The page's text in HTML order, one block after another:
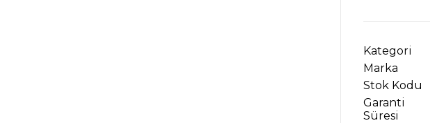
Kategori
Marka
Stok Kodu
Garanti
Süresi